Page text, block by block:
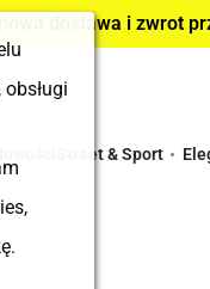
dostawa i zwrot
Street & Sport